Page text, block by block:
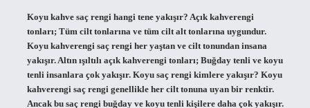
Koyu kahve saç rengi hangi tene yakışır? Açık kahverengi
tonları; Tüm cilt tonlarına ve tüm cilt alt tonlarına uygundur.
Koyu kahverengi saç rengi her yaştan ve cilt tonundan insana
yakışır. Altın ışıltılı açık kahverengi tonları; Buğday tenli ve koyu
tenli insanlara çok yakışır. Koyu saç rengi kimlere yakışır? Koyu
kahverengi saç rengi genellikle her cilt tonuna uyan bir renktir.
Ancak bu saç rengi buğday ve koyu tenli kişilere daha çok yakışır.